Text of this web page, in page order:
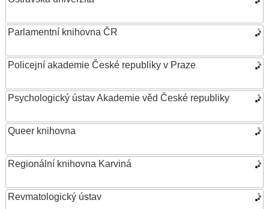
Parlamentní knihovna ČR
Policejní akademie České republiky v Praze
Psychologický ústav Akademie věd České republiky
Queer knihovna
Regionální knihovna Karviná
Revmatologický ústav